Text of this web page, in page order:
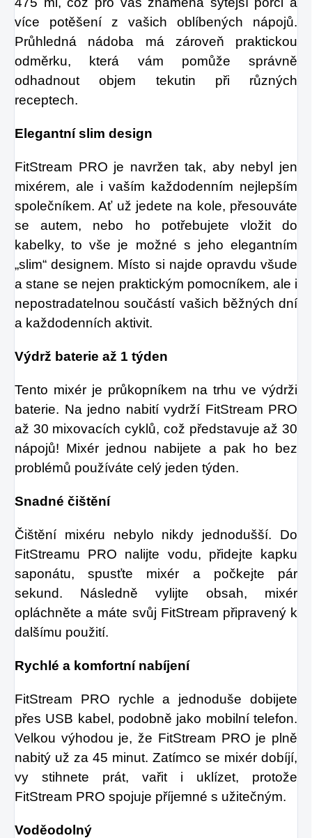
více potěšení z vašich oblíbených nápojů.
Průhledná nádoba má zároveň praktickou
odměrku, která vám pomůže správně
odhadnout objem tekutin při různých
receptech.
Elegantní slim design
FitStream PRO je navržen tak, aby nebyl jen
mixérem, ale i vaším každodenním nejlepším
společníkem. Ať už jedete na kole, přesouváte
se autem, nebo ho potřebujete vložit do
kabelky, to vše je možné s jeho elegantním
„slim“ designem. Místo si najde opravdu všude
a stane se nejen praktickým pomocníkem, ale i
nepostradatelnou součástí vašich běžných dní
a každodenních aktivit.
Výdrž baterie až 1 týden
Tento mixér je průkopníkem na trhu ve výdrži
baterie. Na jedno nabití vydrží FitStream PRO
až 30 mixovacích cyklů, což představuje až 30
nápojů! Mixér jednou nabijete a pak ho bez
problémů používáte celý jeden týden.
Snadné čištění
Čištění mixéru nebylo nikdy jednodušší. Do
FitStreamu PRO nalijte vodu, přidejte kapku
saponátu, spusťte mixér a počkejte pár
sekund. Následně vylijte obsah, mixér
opláchněte a máte svůj FitStream připravený k
dalšímu použití.
Rychlé a komfortní nabíjení
FitStream PRO rychle a jednoduše dobijete
přes USB kabel, podobně jako mobilní telefon.
Velkou výhodou je, že FitStream PRO je plně
nabitý už za 45 minut. Zatímco se mixér dobíjí,
vy stihnete prát, vařit i uklízet, protože
FitStream PRO spojuje příjemné s užitečným.
Voděodolný